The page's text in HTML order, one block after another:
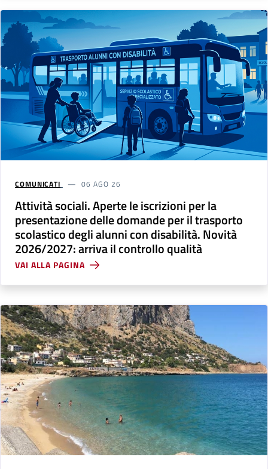
COMUNICATI 06 AGO 26
Attività sociali. Aperte le iscrizioni per la
presentazione delle domande per il trasporto
scolastico degli alunni con disabilità. Novità
2026/2027: arriva il controllo qualità
VAI ALLA PAGINA